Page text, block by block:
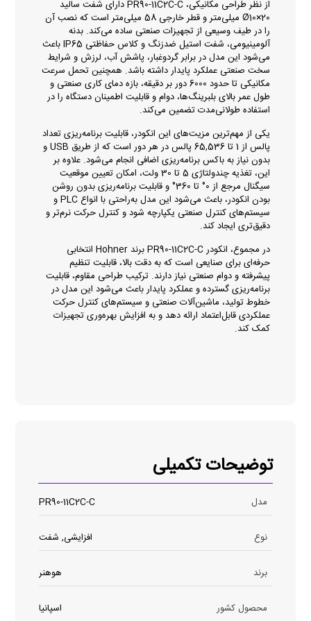
از نظر طراحی مکانیکی، PR90-11C2C-C دارای شفت سالید
Ø10×20 میلی‌متر و قطر خارجی 58 میلی‌متر است که نصب آن
را در طیف وسیعی از تجهیزات صنعتی ساده می‌کند. بدنه
آلومینیومی، شفت استیل ضدزنگ و کلاس حفاظتی IP65 باعث
می‌شود این مدل در برابر گردوغبار، پاشش آب، لرزش و شرایط
سخت صنعتی عملکرد پایدار داشته باشد. همچنین تحمل سرعت
مکانیکی تا حدود 6000 دور بر دقیقه، بازه دمای کاری صنعتی و
طول عمر بالای بلبرینگ‌ها، دوام و قابلیت اطمینان دستگاه را در
استفاده طولانی‌مدت تضمین می‌کند.
یکی از مهم‌ترین مزیت‌های این انکودر، قابلیت برنامه‌ریزی تعداد
پالس از 1 تا 65,536 پالس در هر دور است که از طریق USB و
بدون نیاز به باکس برنامه‌ریزی اضافی انجام می‌شود. علاوه بر
این، تغذیه چندولتاژی 5 تا 30 ولت، امکان تعیین موقعیت
سیگنال مرجع از 0° تا 360° و قابلیت برنامه‌ریزی بدون روشن
بودن انکودر، باعث می‌شود این مدل به‌راحتی با انواع PLC و
سیستم‌های کنترل صنعتی یکپارچه شود و کنترل حرکت نرم‌تر و
دقیق‌تری ایجاد کند.
در مجموع، انکودر PR90-11C2C-C برند Hohner انتخابی
حرفه‌ای برای صنایعی است که به دقت بالا، قابلیت تنظیم
پیشرفته و دوام صنعتی نیاز دارند. ترکیب طراحی مقاوم، قابلیت
برنامه‌ریزی گسترده و عملکرد پایدار باعث می‌شود این مدل در
خطوط تولید، ماشین‌آلات صنعتی و سیستم‌های کنترل حرکت
عملکردی قابل‌اعتماد ارائه دهد و به افزایش بهره‌وری تجهیزات
کمک کند.
توضیحات تکمیلی
مدل PR90-11C2C-C
نوع افزایشی, شفت
برند هوهنر
محصول کشور اسپانیا